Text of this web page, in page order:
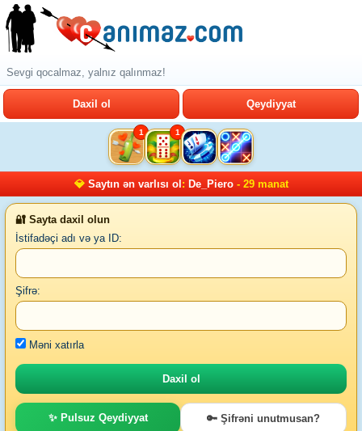
Sevgi qocalmaz, yalnız qalınmaz!
Daxil ol Qeydiyyat
1 1
💎 Saytın ən varlısı ol : De_Piero- 29 manat
🔐 Sayta daxil olun
İstifadəçi adı və ya ID:
Şifrə:
Məni xatırla
✨ Pulsuz Qeydiyyat 🔑 Şifrəni unutmusan?